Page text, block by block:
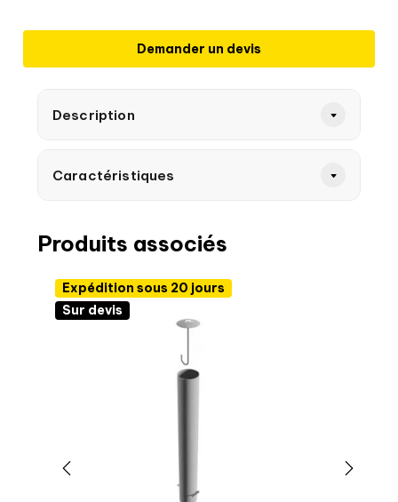
Demander un devis
Description
Caractéristiques
Produits associés
Expédition sous 20 jours
Sur devis